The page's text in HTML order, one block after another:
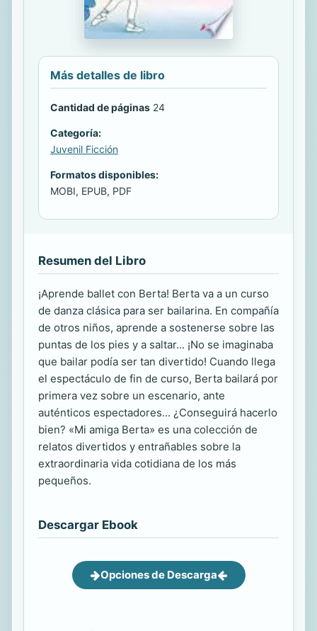
Más detalles de libro
Cantidad de páginas 24
Categoría:
Juvenil Ficción
Formatos disponibles:
MOBI, EPUB, PDF
Resumen del Libro
¡Aprende ballet con Berta! Berta va a un curso
de danza clásica para ser bailarina. En compañía
de otros niños, aprende a sostenerse sobre las
puntas de los pies y a saltar... ¡No se imaginaba
que bailar podía ser tan divertido! Cuando llega
el espectáculo de fin de curso, Berta bailará por
primera vez sobre un escenario, ante
auténticos espectadores... ¿Conseguirá hacerlo
bien? «Mi amiga Berta» es una colección de
relatos divertidos y entrañables sobre la
extraordinaria vida cotidiana de los más
pequeños.
Descargar Ebook
Opciones de Descarga